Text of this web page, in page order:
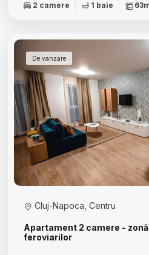
2 camere 1 baie
De vanzare
Apartament 2 camere -
feroviarilor
Cluj-Napoca, Centru